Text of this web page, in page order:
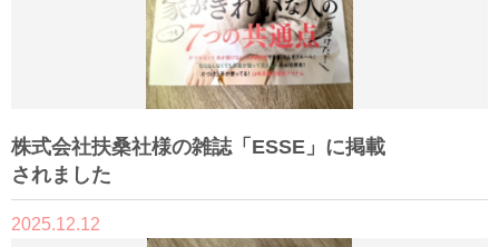
株式会社扶桑社様の雑誌「ESSE」に掲載
されました
2025.12.12